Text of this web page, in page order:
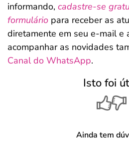
informando, cadastre-se
formulário para receber as
diretamente em seu e-mail e
acompanhar as novidades
Canal do WhatsApp.
Isto foi
Ainda tem